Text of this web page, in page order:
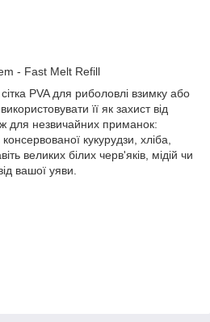
- Fast Melt Refill
PVA для риболовлі взимку або
її як захист від
для незвичайних приманок:
кукурудзи, хліба,
великих білих черв'яків, мідій чи
вашої уяви.